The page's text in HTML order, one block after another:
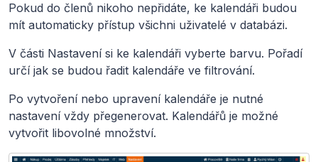
Pokud do členů nikoho nepřidáte, ke kalendáři budou
mít automaticky přístup všichni uživatelé v databázi.
V části Nastavení si ke kalendáři vyberte barvu. Pořadí
určí jak se budou řadit kalendáře ve filtrování.
Po vytvoření nebo upravení kalendáře je nutné
nastavení vždy přegenerovat. Kalendářů je možné
vytvořit libovolné množství.